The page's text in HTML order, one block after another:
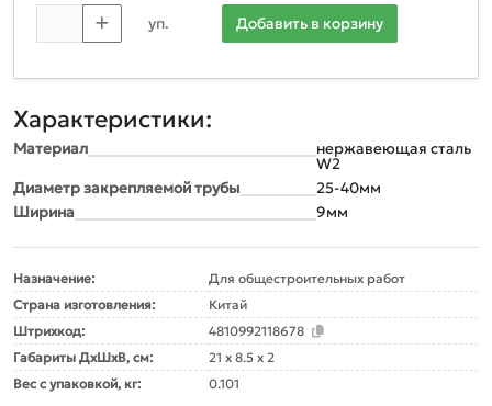
уп. Добавить в корзину
Характеристики:
Материал
нержавеющая сталь
W2
Диаметр закрепляемой трубы
25-40мм
Ширина
9мм
Назначение:
Для общестроительных работ
Страна изготовления:
Китай
Штрихкод:
4810992118678
Габариты ДxШxВ, см:
21 x 8.5 x 2
Вес с упаковкой, кг:
0.101